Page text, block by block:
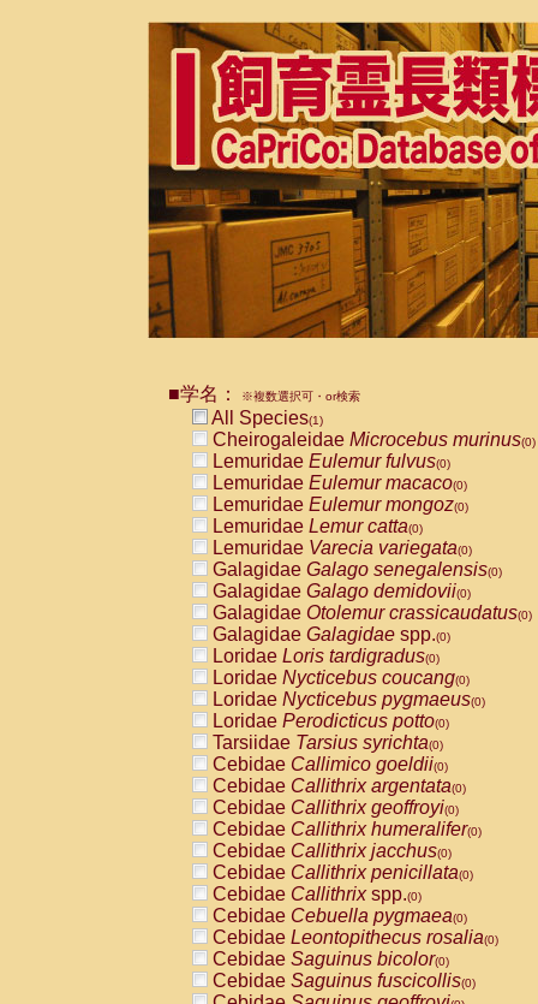
■学名： ※複数選択可・or検索
All Species(1)
Cheirogaleidae Microcebus murinus(0)
Lemuridae Eulemur fulvus(0)
Lemuridae Eulemur macaco(0)
Lemuridae Eulemur mongoz(0)
Lemuridae Lemur catta(0)
Lemuridae Varecia variegata(0)
Galagidae Galago senegalensis(0)
Galagidae Galago demidovii(0)
Galagidae Otolemur crassicaudatus(0)
Galagidae Galagidae spp.(0)
Loridae Loris tardigradus(0)
Loridae Nycticebus coucang(0)
Loridae Nycticebus pygmaeus(0)
Loridae Perodicticus potto(0)
Tarsiidae Tarsius syrichta(0)
Cebidae Callimico goeldii(0)
Cebidae Callithrix argentata(0)
Cebidae Callithrix geoffroyi(0)
Cebidae Callithrix humeralifer(0)
Cebidae Callithrix jacchus(0)
Cebidae Callithrix penicillata(0)
Cebidae Callithrixspp.(0)
Cebidae Cebuella pygmaea(0)
Cebidae Leontopithecus rosalia(0)
Cebidae Saguinus bicolor(0)
Cebidae Saguinus fuscicollis(0)